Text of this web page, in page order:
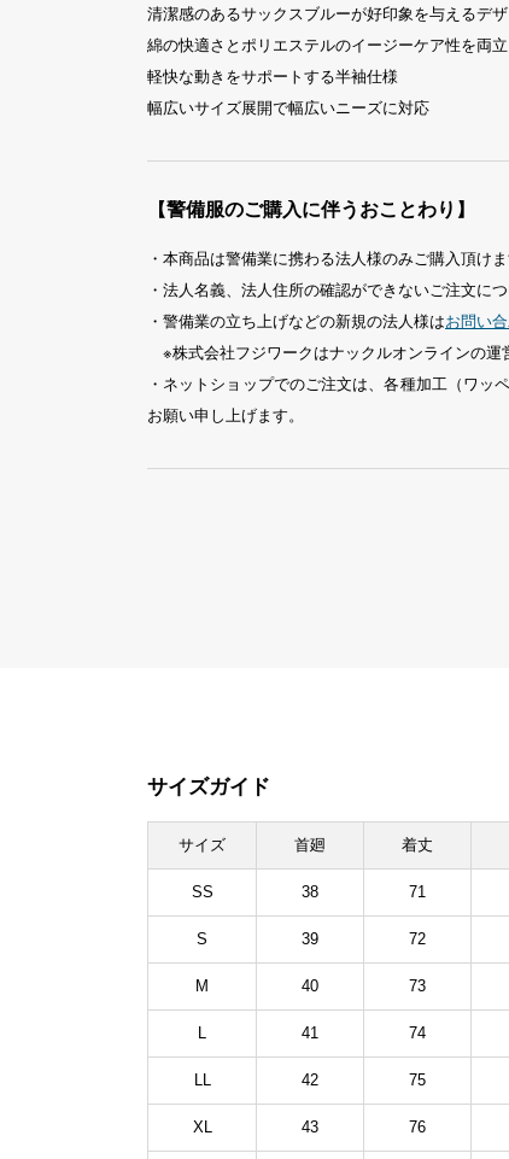
清潔感のあるサックスブルーが好印象を与えるデ
綿の快適さとポリエステルのイージーケア性を両
軽快な動きをサポートする半袖仕様
幅広いサイズ展開で幅広いニーズに対応
【警備服のご購入に伴うおことわり】
・本商品は警備業に携わる法人様のみご購入頂けま
・法人名義、法人住所の確認ができないご注文に
・警備業の立ち上げなどの新規の法人様はお問い
※株式会社フジワークはナックルオンラインの運
・ネットショップでのご注文は、各種加工（ワ
お願い申し上げます。
サイズガイド
サイズ 首廻 着丈
SS 38 71
S 39 72
M 40 73
L 41 74
LL 42 75
XL 43 76